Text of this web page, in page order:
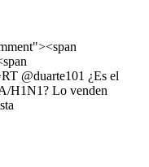
@duarte101 ¿Es el
H1N1? Lo venden